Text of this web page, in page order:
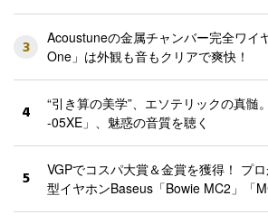
3
Acoustuneの金属チャンバー完全ワイ
One」は外観も音もクリアで爽快！
4
“引き算の美学”、エソテリックの真髄
-05XE」、魅惑の音質を聴く
5
VGPでコスパ大賞＆金賞を獲得！ プ
型イヤホンBaseus「Bowie MC2」「